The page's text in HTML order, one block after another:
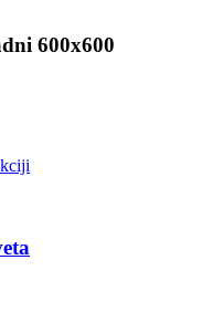
600x600